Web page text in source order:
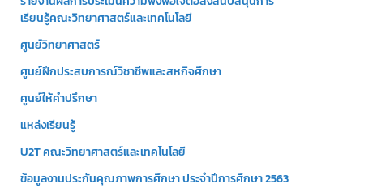
เรียนรู้คณะวิทยาศาสตร์และเทคโนโลยี
ศูนย์วิทยาศาสตร์
ศูนย์ฝึกประสบการณ์วิชาชีพและสหกิจศึกษา
ศูนย์ให้คำปรึกษา
แหล่งเรียนรู้
U2T คณะวิทยาศาสตร์และเทคโนโลยี
ข้อมูลงานประกันคุณภาพการศึกษา ประจำปีการศึกษา 2563